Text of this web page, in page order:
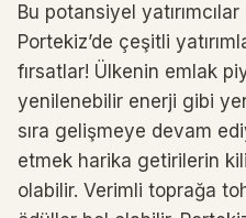
Bu potansiyel
Portekiz’de çeşitli
fırsatlar! Ülkenin emlak
yenilenebilir enerji gibi
sıra gelişmeye devam
etmek harika getirilerin
olabilir. Verimli toprağa